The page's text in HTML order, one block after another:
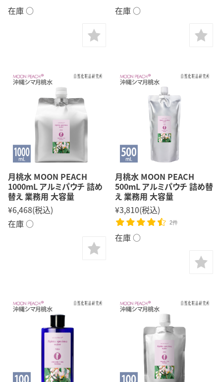
在庫 ○ 在庫 ○
月桃水 MOON PEACH
1000mL アルミパウチ 詰め
替え 業務用 大容量
¥6,468(税込)
在庫 ○
月桃水 MOON PEACH
500mL アルミパウチ 詰め替
え 業務用 大容量
¥3,810(税込)
2件
在庫 ○